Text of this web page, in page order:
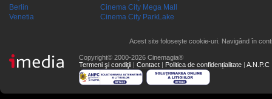
Berlin
Venetia
Cinema City Mega Mall
Cinema City ParkLake
Acest site folosește cookie-uri. Navigând în
Copyright© 2000-2026 Cinemagia®
Termeni şi condiţii | Contact | Politica de confidențialitate | A.N.P.C